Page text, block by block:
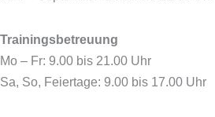
Trainingsbetreuung
Mo – Fr: 9.00 bis 21.00 Uhr
Sa, So, Feiertage: 9.00 bis 17.00 Uhr